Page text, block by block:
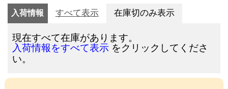
入荷情報 すべて表示 在庫切のみ表示
現在すべて在庫があります。
入荷情報をすべて表示 をクリックしてくださ
い。